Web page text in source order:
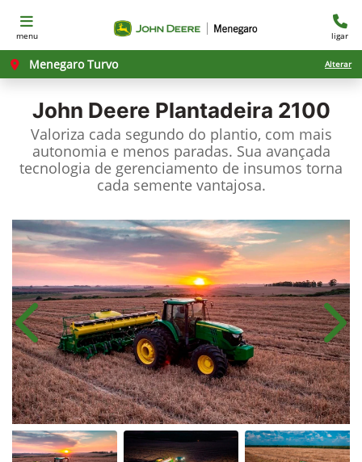
menu ligar
Menegaro Turvo Alterar
John Deere Plantadeira 2100
Valoriza cada segundo do plantio, com mais
autonomia e menos paradas. Sua avançada
tecnologia de gerenciamento de insumos torna
cada semente vantajosa.
Anterior